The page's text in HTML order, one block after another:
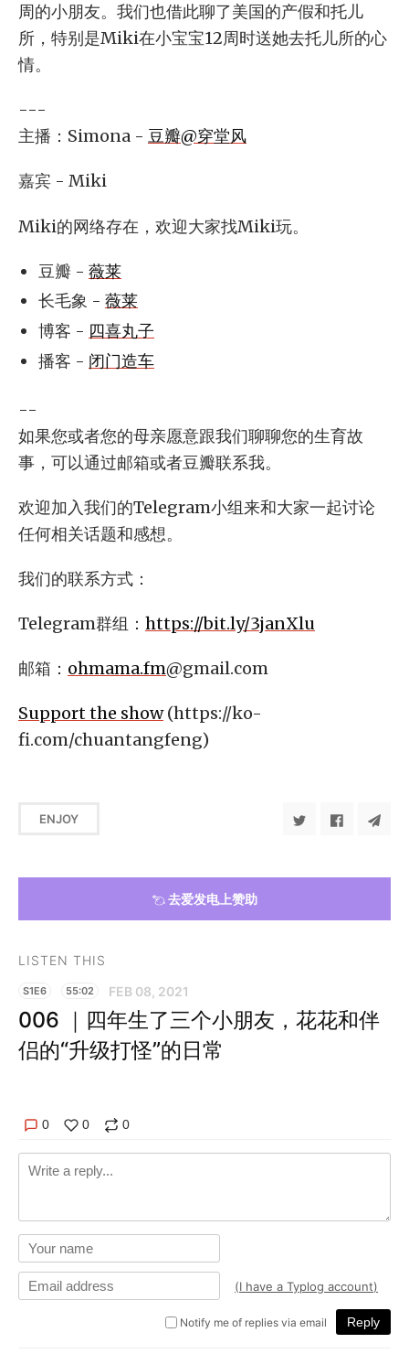
周的小朋友。我们也借此聊了美国的产假和托儿
所，特别是Miki在小宝宝12周时送她去托儿所的心
情。
---
主播：Simona - 豆瓣@穿堂风
嘉宾 - Miki
Miki的网络存在，欢迎大家找Miki玩。
豆瓣 - 薇莱
长毛象 - 薇莱
博客 - 四喜丸子
播客 - 闭门造车
--
如果您或者您的母亲愿意跟我们聊聊您的生育故
事，可以通过邮箱或者豆瓣联系我。
欢迎加入我们的Telegram小组来和大家一起讨论
任何相关话题和感想。
我们的联系方式：
Telegram群组： https://bit.ly/3janXlu
邮箱： ohmama.fm@gmail.com
Support the show(https://ko-
fi.com/chuantangfeng)
ENJOY
去爱发电上赞助
LISTEN THIS
S1E6 55:02 FEB 08, 2021
006 ｜四年生了三个小朋友，花花和伴
侣的“升级打怪”的日常